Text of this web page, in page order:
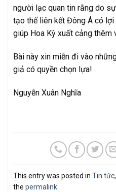
người lạc quan tin rằng do
tạo thế liên kết Đông Á có
giúp Hoa Kỳ xuất cảng thêm
Bài này xin miễn đi vào
giả có quyền chọn lựa!
Nguyễn Xuân Nghĩa
This entry was posted in Tin tức,
the permalink.